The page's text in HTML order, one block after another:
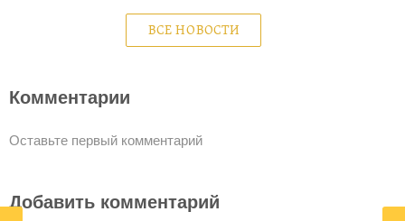
ВСЕ НОВОСТИ
Комментарии
Оставьте первый комментарий
Добавить комментарий